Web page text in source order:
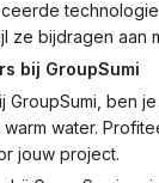
ze bijdragen aan
bij GroupSumi
ben
water.
jouw project.